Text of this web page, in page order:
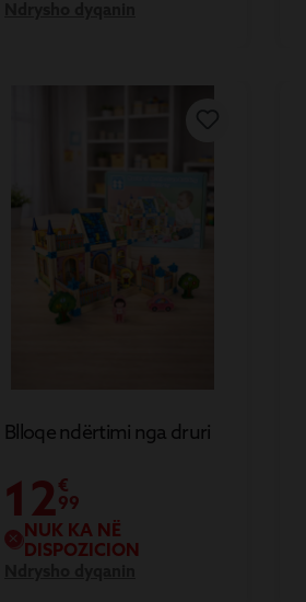
Blloqe ndërtimi nga druri
12€
99
NUK KA NË
DISPOZICION